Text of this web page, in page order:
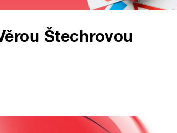
Štechrovou